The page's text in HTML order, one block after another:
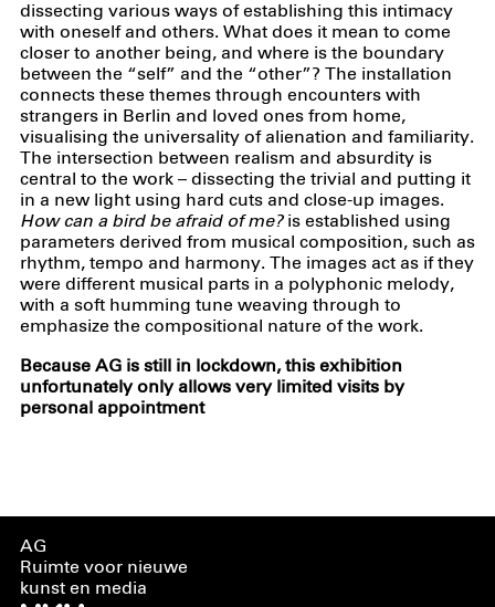
dissecting various ways of establishing this intimacy
with oneself and others. What does it mean to come
closer to another being, and where is the boundary
between the “self” and the “other”? The installation
connects these themes through encounters with
strangers in Berlin and loved ones from home,
visualising the universality of alienation and familiarity.
The intersection between realism and absurdity is
central to the work – dissecting the trivial and putting it
in a new light using hard cuts and close-up images.
How can a bird be afraid of me?is established using
parameters derived from musical composition, such as
rhythm, tempo and harmony. The images act as if they
were different musical parts in a polyphonic melody,
with a soft humming tune weaving through to
emphasize the compositional nature of the work.
Because AG is still in lockdown, this exhibition
unfortunately only allows very limited visits by
personal appointment
AG
Ruimte voor nieuwe
kunst en media